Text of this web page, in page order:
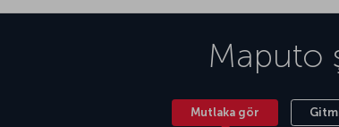
Maputo
Mutlaka gör